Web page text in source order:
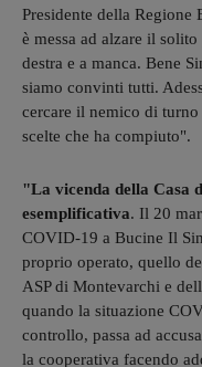
Presidente della Regione
è messa ad alzare il
destra e a manca. Bene
siamo convinti tutti.
cercare il nemico di
scelte che ha compiuto".
"La vicenda della Casa
esemplificativa. Il 20
COVID-19 a Bucine Il
proprio operato, quello
ASP di Montevarchi e
quando la situazione
controllo, passa ad
la cooperativa facendo